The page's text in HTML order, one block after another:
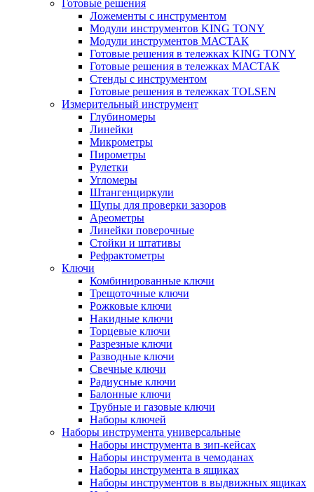
Готовые решения
Ложементы с инструментом
Модули инструментов KING TONY
Модули инструментов МАСТАК
Готовые решения в тележках KING TONY
Готовые решения в тележках МАСТАК
Стенды с инструментом
Готовые решения в тележках TOLSEN
Измерительный инструмент
Глубиномеры
Линейки
Микрометры
Пирометры
Рулетки
Угломеры
Штангенциркули
Щупы для проверки зазоров
Ареометры
Линейки поверочные
Стойки и штативы
Рефрактометры
Ключи
Комбинированные ключи
Трещоточные ключи
Рожковые ключи
Накидные ключи
Торцевые ключи
Разрезные ключи
Разводные ключи
Свечные ключи
Радиусные ключи
Балонные ключи
Трубные и газовые ключи
Наборы ключей
Наборы инструмента универсальные
Наборы инструмента в зип-кейсах
Наборы инструмента в чемоданах
Наборы инструмента в ящиках
Наборы инструментов в выдвижных ящиках